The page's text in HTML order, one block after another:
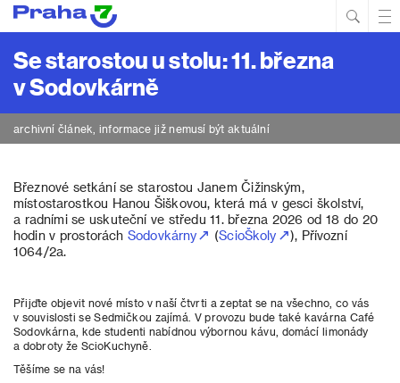
Se starostou u stolu: 11. března
v Sodovkárně
archivní článek, informace již nemusí být aktuální
Březnové setkání se starostou Janem Čižinským,
místostarostkou Hanou Šiškovou, která má v gesci školství,
a radními se uskuteční ve středu 11. března 2026 od 18 do 20
hodin v prostoráchSodovkárny (ScioŠkoly
), Přívozní
1064/2a.
Přijďte objevit nové místo v naší čtvrti a zeptat se na všechno, co vás
v souvislosti se Sedmičkou zajímá. V provozu bude také kavárna Café
Sodovkárna, kde studenti nabídnou výbornou kávu, domácí limonády
a dobroty že ScioKuchyně.
Těšíme se na vás!